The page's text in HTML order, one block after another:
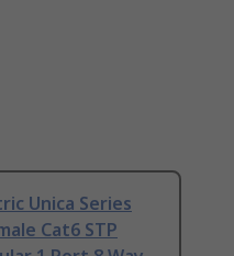
Unica Series
Cat6 STP